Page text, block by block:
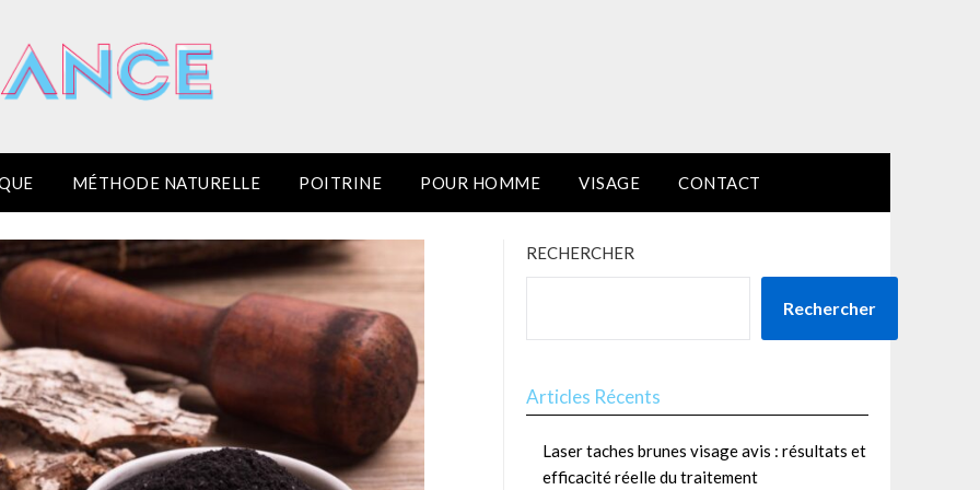
MÉTHODE NATURELLE POITRINE POUR HOMME VISAGE CONTACT
RECHERCHER
Rechercher
Articles Récents
Laser taches brunes visage avis : résultats et
efficacité réelle du traitement